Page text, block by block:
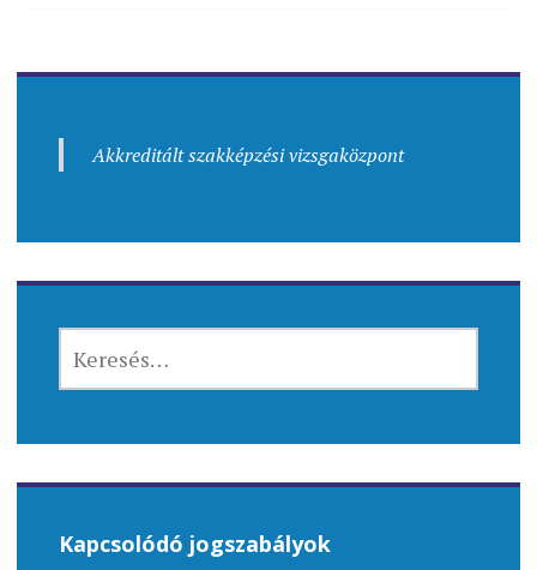
Akkreditált szakképzési vizsgaközpont
Kapcsolódó jogszabályok